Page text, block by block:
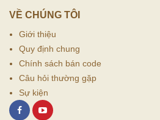
VỀ CHÚNG TÔI
Giới thiệu
Quy định chung
Chính sách bán code
Câu hỏi thường gặp
Sự kiện